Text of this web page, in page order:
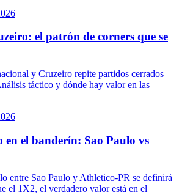
el patrón de corners que se
y Cruzeiro repite partidos cerrados
táctico y dónde hay valor en las
en el banderín: Sao Paulo vs
entre Sao Paulo y Athletico-PR se definirá
el 1X2, el verdadero valor está en el